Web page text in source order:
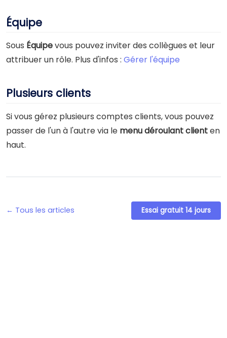
Équipe
Sous Équipevous pouvez inviter des collègues et leur
attribuer un rôle. Plus d'infos : Gérer l'équipe
Plusieurs clients
Si vous gérez plusieurs comptes clients, vous pouvez
passer de l'un à l'autre via le menu déroulant clienten
haut.
← Tous les articles Essai gratuit 14 jours